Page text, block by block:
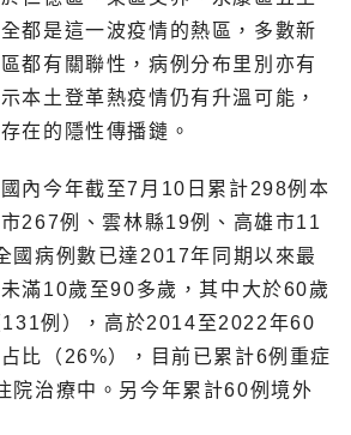
都是這一波疫情的熱區，多數新
都有關聯性，病例分布里別亦有
本土登革熱疫情仍有升溫可能，
在的隱性傳播鏈。
內今年截至7月10日累計298例本
267例、雲林縣19例、高雄市11
國病例數已達2017年同期以來最
滿10歲至90多歲，其中大於60歲
例），高於2014至2022年60
比（26%），目前已累計6例重症
院治療中。另今年累計60例境外